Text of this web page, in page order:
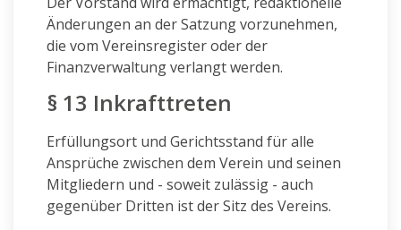
Änderungen an der Satzung vorzunehmen,
die vom Vereinsregister oder der
Finanzverwaltung verlangt werden.
§ 13 Inkrafttreten
Erfüllungsort und Gerichtsstand für alle
Ansprüche zwischen dem Verein und seinen
Mitgliedern und - soweit zulässig - auch
gegenüber Dritten ist der Sitz des Vereins.